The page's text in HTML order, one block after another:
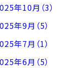
年10月（3）
年9月（5）
年7月（1）
年6月（5）